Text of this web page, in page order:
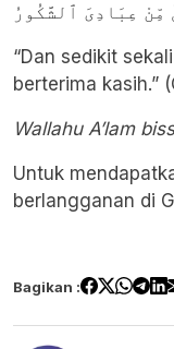
مِّنْ عِبَادِىَ ٱلشَّكُورُ
“Dan sedikit
berterima kasih.”
Wallahu A’lam
Untuk
berlangganan di
Bagikan :